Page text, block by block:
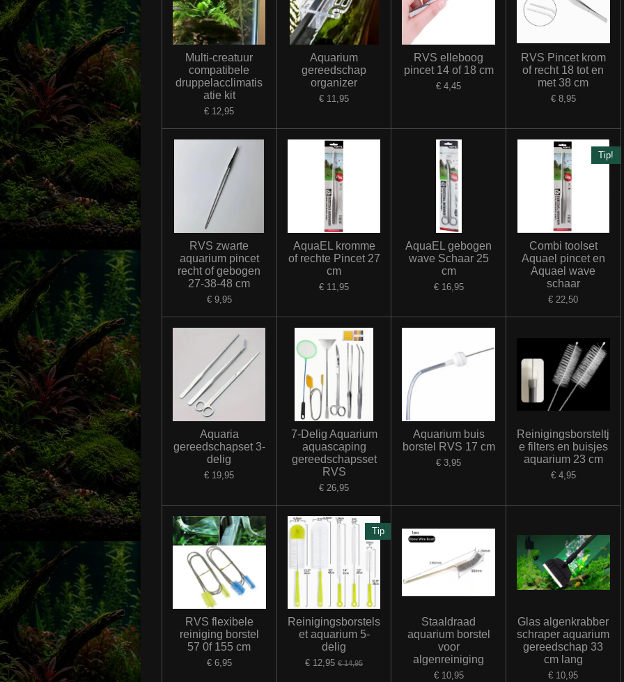
Multi-creatuur
compatibele
druppelacclimatis
atie kit
€ 12,95
Aquarium
gereedschap
organizer
€ 11,95
RVS elleboog
pincet 14 of 18 cm
€ 4,45
RVS Pincet krom
of recht 18 tot en
met 38 cm
€ 8,95
RVS zwarte
aquarium pincet
recht of gebogen
27-38-48 cm
€ 9,95
AquaEL kromme
of rechte Pincet 27
cm
€ 11,95
AquaEL gebogen
wave Schaar 25
cm
€ 16,95
Tip!
Combi toolset
Aquael pincet en
Aquael wave
schaar
€ 22,50
Aquaria
gereedschapset 3-
delig
€ 19,95
7-Delig Aquarium
aquascaping
gereedschapsset
RVS
€ 26,95
Aquarium buis
borstel RVS 17 cm
€ 3,95
Reinigingsborsteltj
e filters en buisjes
aquarium 23 cm
€ 4,95
RVS flexibele
reiniging borstel
57 0f 155 cm
€ 6,95
Tip
Reinigingsborstels
et aquarium 5-
delig
€ 12,95 € 14,95
Staaldraad
aquarium borstel
voor
algenreiniging
€ 10,95
Glas algenkrabber
schraper aquarium
gereedschap 33
cm lang
€ 10,95